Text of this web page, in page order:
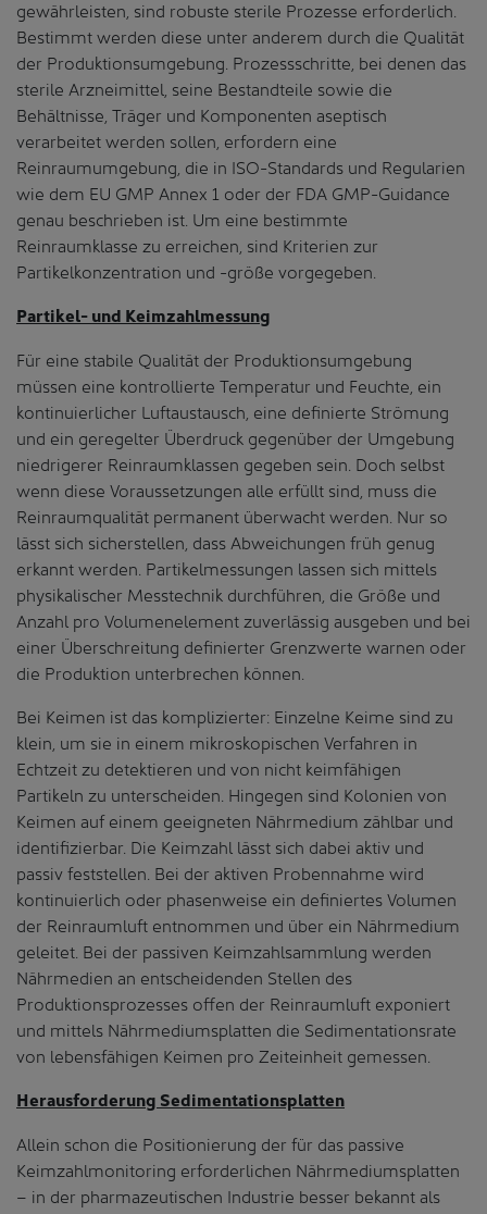
gewährleisten, sind robuste sterile Prozesse erforderlich.
Bestimmt werden diese unter anderem durch die Qualität
der Produktionsumgebung. Prozessschritte, bei denen das
sterile Arzneimittel, seine Bestandteile sowie die
Behältnisse, Träger und Komponenten aseptisch
verarbeitet werden sollen, erfordern eine
Reinraumumgebung, die in ISO-Standards und Regularien
wie dem EU GMP Annex 1 oder der FDA GMP-Guidance
genau beschrieben ist. Um eine bestimmte
Reinraumklasse zu erreichen, sind Kriterien zur
Partikelkonzentration und -größe vorgegeben.
Partikel- und Keimzahlmessung
Für eine stabile Qualität der Produktionsumgebung
müssen eine kontrollierte Temperatur und Feuchte, ein
kontinuierlicher Luftaustausch, eine definierte Strömung
und ein geregelter Überdruck gegenüber der Umgebung
niedrigerer Reinraumklassen gegeben sein. Doch selbst
wenn diese Voraussetzungen alle erfüllt sind, muss die
Reinraumqualität permanent überwacht werden. Nur so
lässt sich sicherstellen, dass Abweichungen früh genug
erkannt werden. Partikelmessungen lassen sich mittels
physikalischer Messtechnik durchführen, die Größe und
Anzahl pro Volumenelement zuverlässig ausgeben und bei
einer Überschreitung definierter Grenzwerte warnen oder
die Produktion unterbrechen können.
Bei Keimen ist das komplizierter: Einzelne Keime sind zu
klein, um sie in einem mikroskopischen Verfahren in
Echtzeit zu detektieren und von nicht keimfähigen
Partikeln zu unterscheiden. Hingegen sind Kolonien von
Keimen auf einem geeigneten Nährmedium zählbar und
identifizierbar. Die Keimzahl lässt sich dabei aktiv und
passiv feststellen. Bei der aktiven Probennahme wird
kontinuierlich oder phasenweise ein definiertes Volumen
der Reinraumluft entnommen und über ein Nährmedium
geleitet. Bei der passiven Keimzahlsammlung werden
Nährmedien an entscheidenden Stellen des
Produktionsprozesses offen der Reinraumluft exponiert
und mittels Nährmediumsplatten die Sedimentationsrate
von lebensfähigen Keimen pro Zeiteinheit gemessen.
Herausforderung Sedimentationsplatten
Allein schon die Positionierung der für das passive
Keimzahlmonitoring erforderlichen Nährmediumsplatten
– in der pharmazeutischen Industrie besser bekannt als